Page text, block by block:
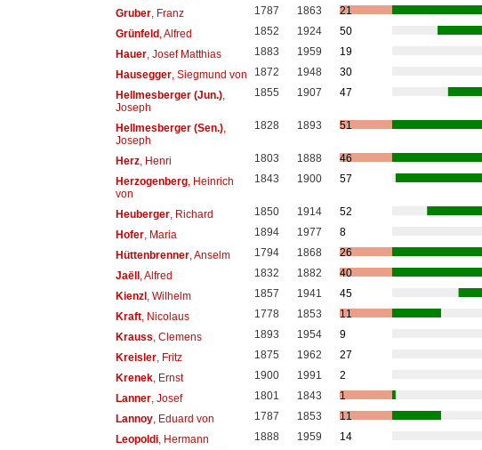
Gruber, Franz 1787 1863
21
Grünfeld, Alfred 1852 1924
50
Hauer, Josef Matthias 1883 1959
19
Hausegger, Siegmund von 1872 1948
30
Hellmesberger (Jun.),
Joseph
1855 1907 47
Hellmesberger (Sen.),
Joseph
1828 1893 51
Herz, Henri 1803 1888
46
Herzogenberg, Heinrich
von
1843 1900 57
Heuberger, Richard 1850 1914
52
Hofer, Maria 1894 1977
8
Hüttenbrenner, Anselm 1794 1868
26
Jaëll, Alfred 1832 1882
40
Kienzl, Wilhelm 1857 1941
45
Kraft, Nicolaus 1778 1853
11
Krauss , Clemens 1893 1954
9
Kreisler, Fritz 1875 1962
27
Krenek, Ernst 1900 1991
2
Lanner, Josef 1801 1843
1
Lannoy, Eduard von 1787 1853
11
Leopoldi, Hermann 1888 1959
14